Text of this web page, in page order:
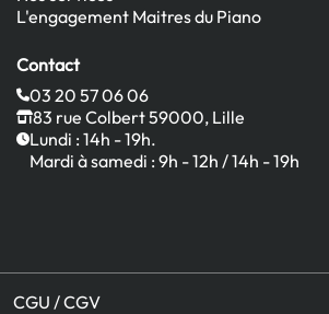
L'engagement Maitres du Piano
Contact
03 20 57 06 06
83 rue Colbert 59000, Lille
Lundi : 14h - 19h.
Mardi à samedi : 9h - 12h / 14h - 19h
CGU / CGV